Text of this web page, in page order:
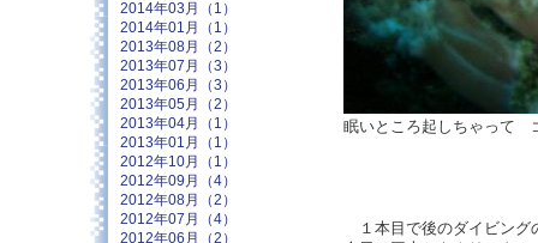
眠いところ起しちゃって
１本目で後のダイビング
2014年03月（1）
2014年01月（1）
2013年08月（2）
2013年07月（3）
2013年06月（3）
2013年05月（2）
2013年04月（1）
2013年01月（1）
2012年10月（1）
2012年09月（4）
2012年08月（2）
2012年07月（4）
2012年06月（2）